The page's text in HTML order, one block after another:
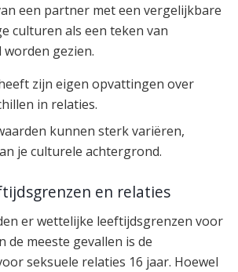
een partner met een vergelijkbare
culturen als een teken van
gezien.
zijn eigen opvattingen over
in relaties.
kunnen sterk variëren,
je culturele achtergrond.
en relaties
er wettelijke leeftijdsgrenzen voor
de meeste gevallen is de
seksuele relaties 16 jaar. Hoewel